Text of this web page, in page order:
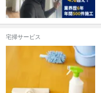
宅掃サービス